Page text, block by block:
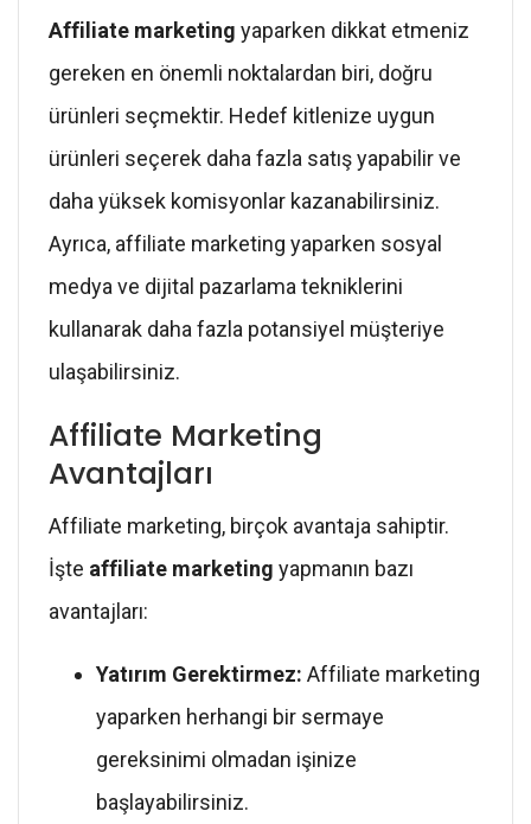
Affiliate marketing yaparken dikkat etmeniz
gereken en önemli noktalardan biri, doğru
ürünleri seçmektir. Hedef kitlenize uygun
ürünleri seçerek daha fazla satış yapabilir ve
daha yüksek komisyonlar kazanabilirsiniz.
Ayrıca, affiliate marketing yaparken sosyal
medya ve dijital pazarlama tekniklerini
kullanarak daha fazla potansiyel müşteriye
ulaşabilirsiniz.
Affiliate Marketing
Avantajları
Affiliate marketing, birçok avantaja sahiptir.
İşte affiliate marketing yapmanın bazı
avantajları:
Yatırım Gerektirmez: Affiliate marketing
yaparken herhangi bir sermaye
gereksinimi olmadan işinize
başlayabilirsiniz.